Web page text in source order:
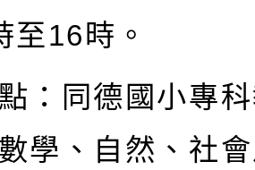
至16 時。
：同德國小專
學、自然、社